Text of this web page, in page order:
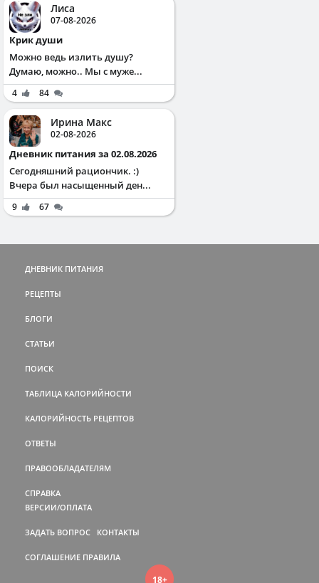
Лиса
07-08-2026
Крик души
Можно ведь излить душу?
Думаю, можно.. Мы с муже...
4 84
Ирина Макс
02-08-2026
Дневник питания за 02.08.2026
Сегодняшний рациончик. :)
Вчера был насыщенный ден...
9 67
ДНЕВНИК ПИТАНИЯ
РЕЦЕПТЫ
БЛОГИ
СТАТЬИ
ПОИСК
ТАБЛИЦА КАЛОРИЙНОСТИ
КАЛОРИЙНОСТЬ РЕЦЕПТОВ
ОТВЕТЫ
ПРАВООБЛАДАТЕЛЯМ
СПРАВКА
ВЕРСИИ/ОПЛАТА
ЗАДАТЬ ВОПРОС КОНТАКТЫ
СОГЛАШЕНИЕ ПРАВИЛА
18+